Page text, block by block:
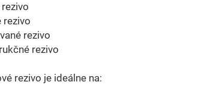
rezivo
rezivo
rezivo
rezivo je ideálne na: